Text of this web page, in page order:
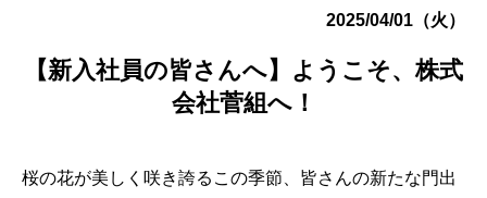
2025/04/01（火）
【新入社員の皆さんへ】ようこそ、株式
会社菅組へ！
桜の花が美しく咲き誇るこの季節、皆さんの新たな門出